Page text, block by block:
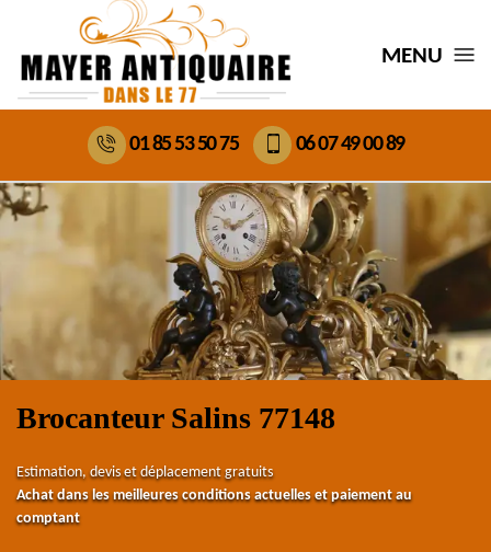
MENU
01 85 53 50 75 06 07 49 00 89
Brocanteur Salins 77148
Estimation, devis et déplacement gratuits
Achat dans les meilleures conditions actuelles et paiement au
comptant